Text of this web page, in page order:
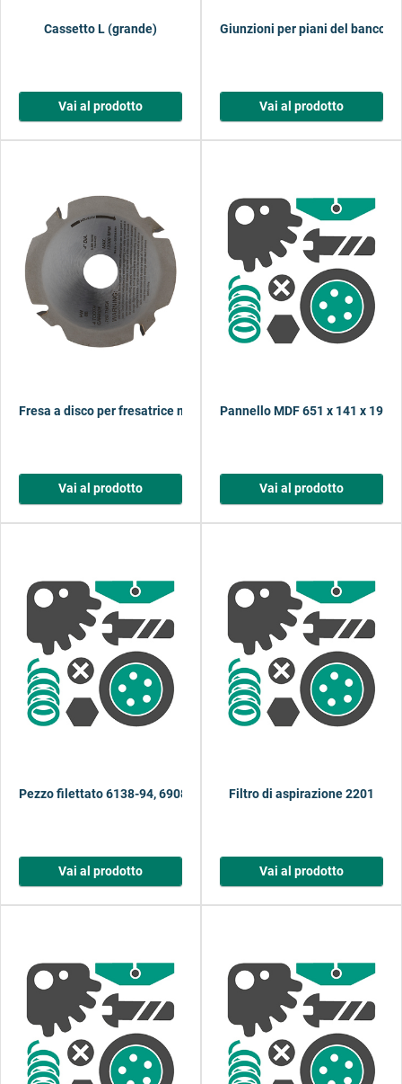
Cassetto L (grande)
Vai al prodotto
Giunzioni per piani del banco
Vai al prodotto
Fresa a disco per fresatrice multiuso per legno
Vai al prodotto
Pannello MDF 651 x 141 x 19
Vai al prodotto
Pezzo filettato 6138-94, 6908 (numero precedente 116610116,
Vai al prodotto
Filtro di aspirazione 2201
Vai al prodotto